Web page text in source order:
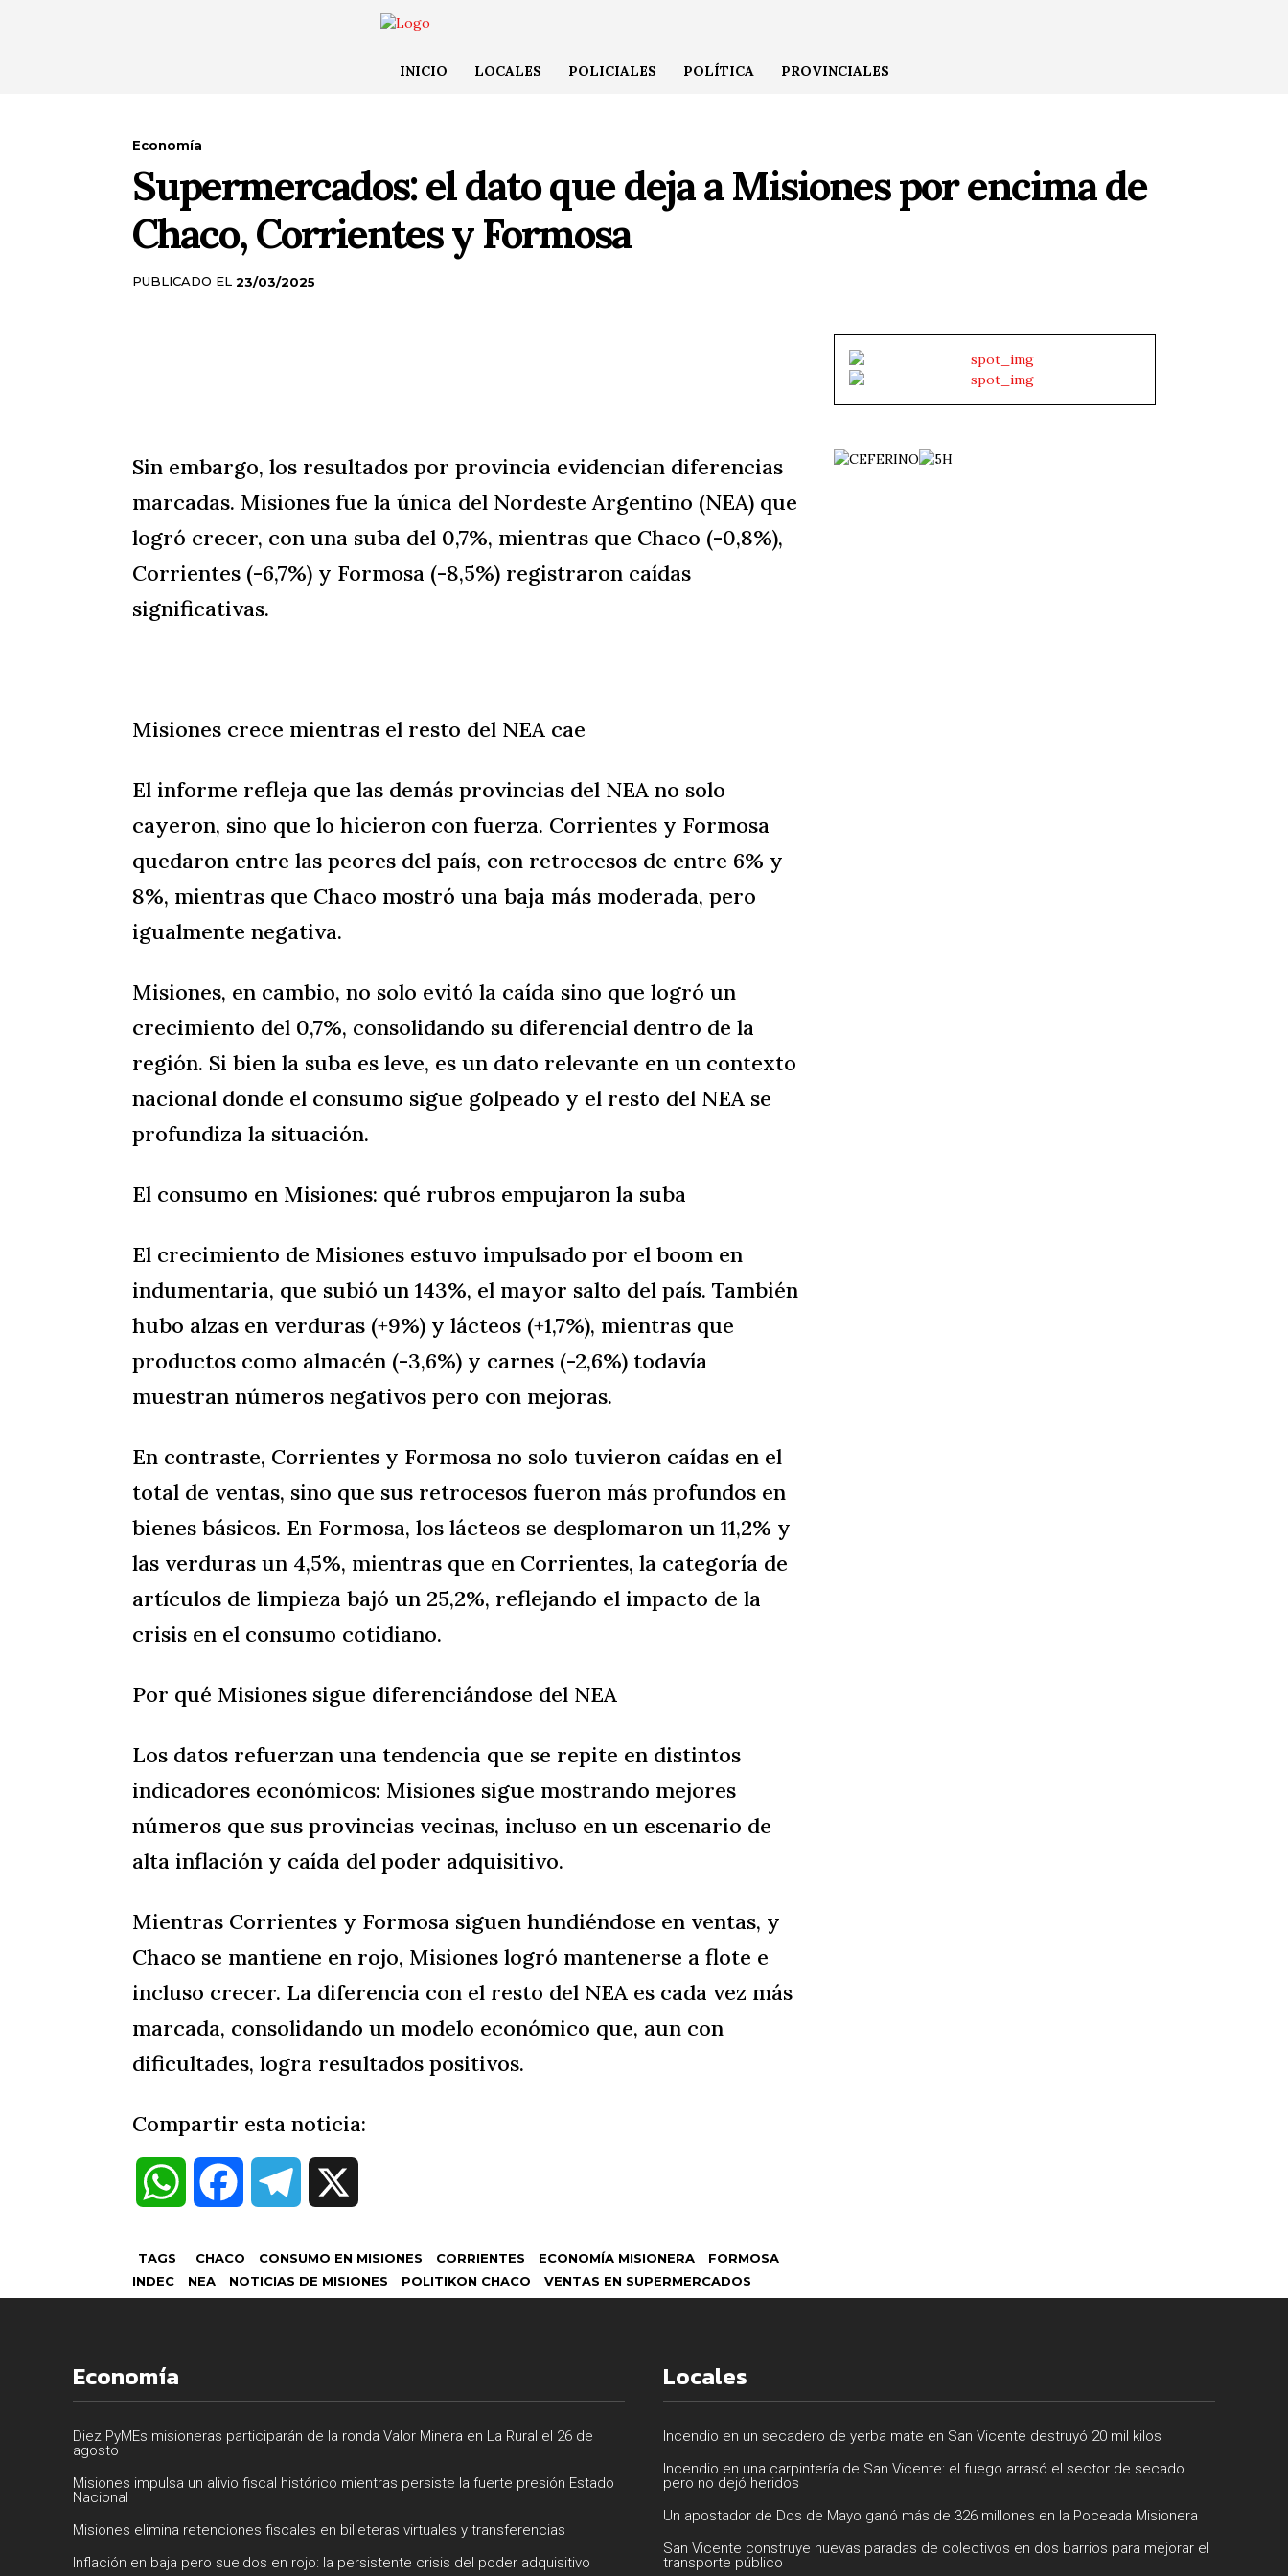
INICIO LOCALES POLICIALES POLÍTICA PROVINCIALES
Economía
Supermercados: el dato que deja a Misiones por encima de
Chaco, Corrientes y Formosa
PUBLICADO EL 23/03/2025
Sin embargo, los resultados por provincia evidencian diferencias
marcadas. Misiones fue la única del Nordeste Argentino (NEA) que
logró crecer, con una suba del 0,7%, mientras que Chaco (-0,8%),
Corrientes (-6,7%) y Formosa (-8,5%) registraron caídas
significativas.
Misiones crece mientras el resto del NEA cae
El informe refleja que las demás provincias del NEA no solo
cayeron, sino que lo hicieron con fuerza. Corrientes y Formosa
quedaron entre las peores del país, con retrocesos de entre 6% y
8%, mientras que Chaco mostró una baja más moderada, pero
igualmente negativa.
Misiones, en cambio, no solo evitó la caída sino que logró un
crecimiento del 0,7%, consolidando su diferencial dentro de la
región. Si bien la suba es leve, es un dato relevante en un contexto
nacional donde el consumo sigue golpeado y el resto del NEA se
profundiza la situación.
El consumo en Misiones: qué rubros empujaron la suba
El crecimiento de Misiones estuvo impulsado por el boom en
indumentaria, que subió un 143%, el mayor salto del país. También
hubo alzas en verduras (+9%) y lácteos (+1,7%), mientras que
productos como almacén (-3,6%) y carnes (-2,6%) todavía
muestran números negativos pero con mejoras.
En contraste, Corrientes y Formosa no solo tuvieron caídas en el
total de ventas, sino que sus retrocesos fueron más profundos en
bienes básicos. En Formosa, los lácteos se desplomaron un 11,2% y
las verduras un 4,5%, mientras que en Corrientes, la categoría de
artículos de limpieza bajó un 25,2%, reflejando el impacto de la
crisis en el consumo cotidiano.
Por qué Misiones sigue diferenciándose del NEA
Los datos refuerzan una tendencia que se repite en distintos
indicadores económicos: Misiones sigue mostrando mejores
números que sus provincias vecinas, incluso en un escenario de
alta inflación y caída del poder adquisitivo.
Mientras Corrientes y Formosa siguen hundiéndose en ventas, y
Chaco se mantiene en rojo, Misiones logró mantenerse a flote e
incluso crecer. La diferencia con el resto del NEA es cada vez más
marcada, consolidando un modelo económico que, aun con
dificultades, logra resultados positivos.
Compartir esta noticia:
W
a
A
p
p
c
o
o
k
l
r
a
m
TAGS CHACO CONSUMO EN MISIONES CORRIENTES ECONOMÍA MISIONERA
FORMOSA
INDEC
NEA NOTICIAS DE MISIONES POLITIKON CHACO VENTAS EN SUPERMERCADOS
Economía
Diez PyMEs misioneras participarán de la ronda Valor Minera en La Rural el 26 de
agosto
Misiones impulsa un alivio fiscal histórico mientras persiste la fuerte presión Estado
Nacional
Misiones elimina retenciones fiscales en billeteras virtuales y transferencias
Inflación en baja pero sueldos en rojo: la persistente crisis del poder adquisitivo
Locales
Incendio en un secadero de yerba mate en San Vicente destruyó 20 mil kilos
Incendio en una carpintería de San Vicente: el fuego arrasó el sector de secado
pero no dejó heridos
Un apostador de Dos de Mayo ganó más de 326 millones en la Poceada Misionera
San Vicente construye nuevas paradas de colectivos en dos barrios para mejorar el
transporte público